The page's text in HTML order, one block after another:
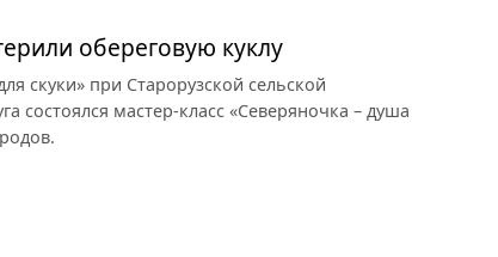
обереговую куклу
скуки» при Старорузской сельской
состоялся мастер-класс «Северяночка – душа